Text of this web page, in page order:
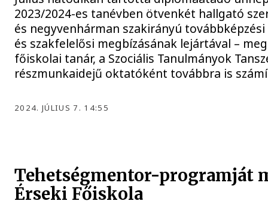
2023/2024-es tanévben ötvenkét hallgató
és negyvenhárman szakirányú
és szakfelelősi megbízásának lejártával –
főiskolai tanár, a Szociális Tanulmányok
részmunkaidejű oktatóként továbbra is
2024. JÚLIUS 7. 14:55
Tehetségmentor-programját
Érseki Főiskola